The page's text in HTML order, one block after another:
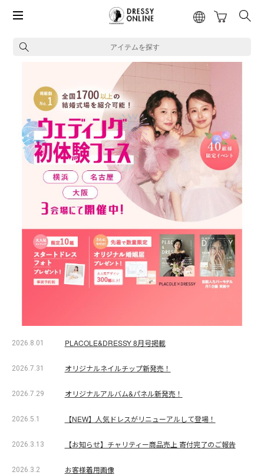
アイテムを探す
2026.8.01 PLACOLE&DRESSY 8月号掲載
2026.7.31 オリジナルネイルチップ新発売！
2026.7.29 オリジナルアルバム&パネル新発売！
2026.5.1 【NEW】人気ドレスがリニューアルして登場！
2026.3.13 【お知らせ】チャリティー商品売上 寄付完了のご報告
2026.3.2 お客様着用画像